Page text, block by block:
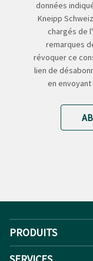
données
Kneipp
chargés de
remarques
révoquer ce
lien de
en envoyant
PRODUITS